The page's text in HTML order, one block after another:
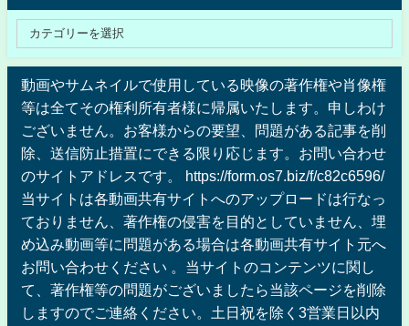
動画やサムネイルで使用している映像の著作権や肖像権
等は全てその権利所有者様に帰属いたします。申しわけ
ございません。お客様からの要望、問題がある記事を削
除、送信防止措置にできる限り応じます。お問い合わせ
のサイトアドレスです。 https://form.os7.biz/f/c82c6596/
当サイトは各動画共有サイトへのアップロードは行なっ
ておりません、著作権の侵害を目的としていません、埋
め込み動画等に問題がある場合は各動画共有サイト元へ
お問い合わせください 。当サイトのコンテンツに関し
て、著作権等の問題がございましたら当該ページを削除
しますのでご連絡ください。土日祝を除く3営業日以内